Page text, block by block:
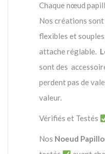
Chaque nœud
Nos créations
flexibles et
attache réglable.
sont des
perdent pas de
valeur.
Vérifiés et Testés
Nos Noeud